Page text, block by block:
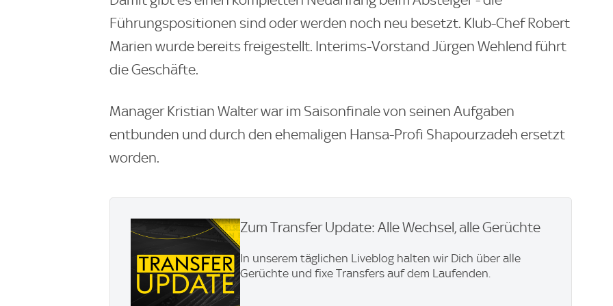
Führungspositionen sind oder werden noch neu besetzt. Klub-Chef Robert
Marien wurde bereits freigestellt. Interims-Vorstand Jürgen Wehlend führt
die Geschäfte.
Manager Kristian Walter war im Saisonfinale von seinen Aufgaben
entbunden und durch den ehemaligen Hansa-Profi Shapourzadeh ersetzt
worden.
Zum Transfer Update: Alle Wechsel, alle Gerüchte
In unserem täglichen Liveblog halten wir Dich über alle
Gerüchte und fixe Transfers auf dem Laufenden.